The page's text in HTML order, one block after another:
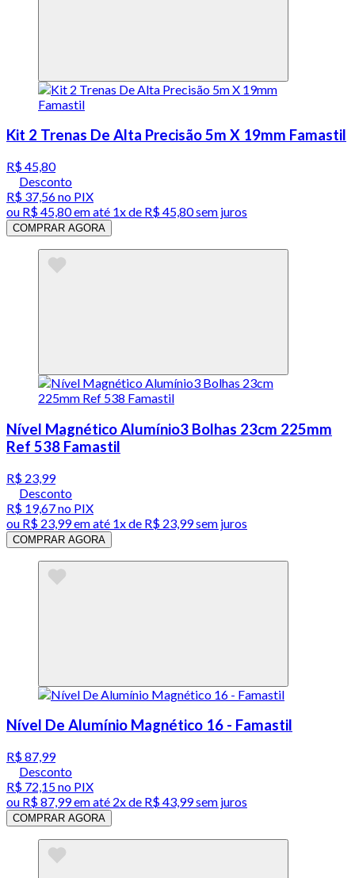
Kit 2 Trenas De Alta Precisão 5m X 19mm Famastil
R$ 45,80
Desconto
R$ 37,56no PIX
ou R$ 45,80em até 1x de R$ 45,80sem juros
COMPRAR AGORA
Nível Magnético Alumínio3 Bolhas 23cm 225mm
Ref 538 Famastil
R$ 23,99
Desconto
R$ 19,67no PIX
ou R$ 23,99em até 1x de R$ 23,99sem juros
COMPRAR AGORA
Nível De Alumínio Magnético 16 - Famastil
R$ 87,99
Desconto
R$ 72,15no PIX
ou R$ 87,99em até 2x de R$ 43,99 sem juros
COMPRAR AGORA